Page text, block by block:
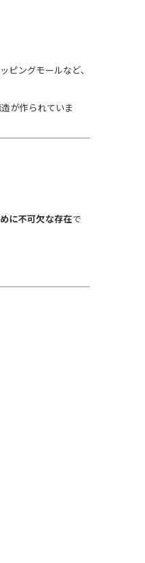
ピングモールなど、
が作られていま
に不可欠な存在で